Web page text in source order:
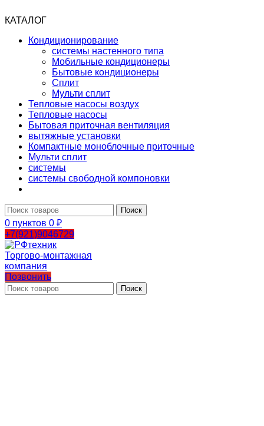
КАТАЛОГ
Кондиционирование
системы настенного типа
Мобильные кондиционеры
Бытовые кондиционеры
Сплит
Мульти сплит
Тепловые насосы воздух
Тепловые насосы
Бытовая приточная вентиляция
вытяжные установки
Компактные моноблочные приточные
Мульти сплит
системы
системы свободной компоновки
Поиск
0 пунктов 0 ₽
+7(921)9046729
Позвонить
Поиск